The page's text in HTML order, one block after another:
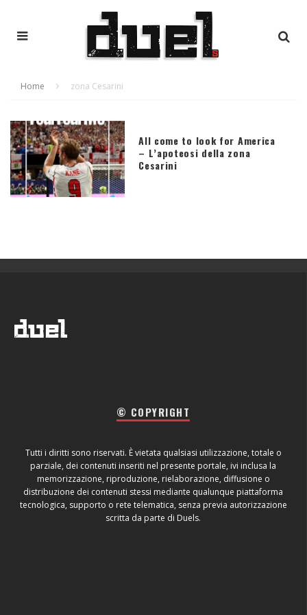
Home zona Cesarini
All come to look for America
– L’apoteosi della zona
Cesarini
© COPYRIGHT
Tutti i diritti sono riservati. È vietata qualsiasi utilizzazione, totale o
parziale, dei contenuti inseriti nel presente portale, ivi inclusa la
memorizzazione, riproduzione, rielaborazione, diffusione o
distribuzione dei contenuti stessi mediante qualunque piattaforma
tecnologica, supporto o rete telematica, senza previa autorizzazione
scritta da parte di Duels.